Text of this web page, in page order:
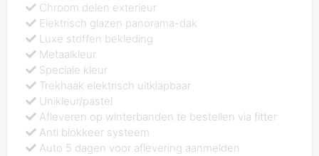
Chroom delen exterieur
Elektrisch glazen panorama-dak
Luxe stoffen bekleding
Metaalkleur
Speciale kleur
Trekhaak elektrisch uitklapbaar
Unikleur/pastel
Afleveren op winterbanden te bestellen via fitter
Anti blokkeer systeem
Auto 5 dagen voor aflevering aanmelden